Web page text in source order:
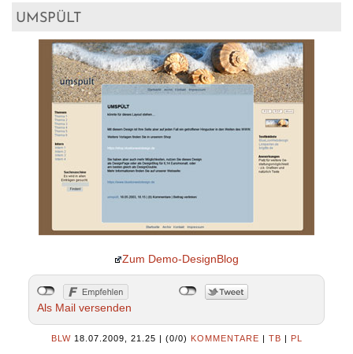
umspült
Zum Demo-DesignBlog
Als Mail versenden
BLW 18.07.2009, 21.25 | (0/0) KOMMENTARE | TB | PL